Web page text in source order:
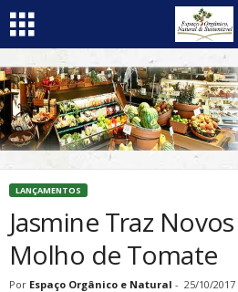
LANÇAMENTOS
Jasmine Traz
Molho de Tomate
Por Espaço Orgânico e Natural - 25/10/2017